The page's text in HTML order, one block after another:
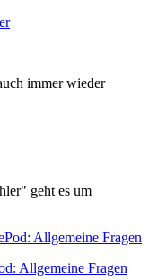
immer wieder
geht es um
Allgemeine Fragen